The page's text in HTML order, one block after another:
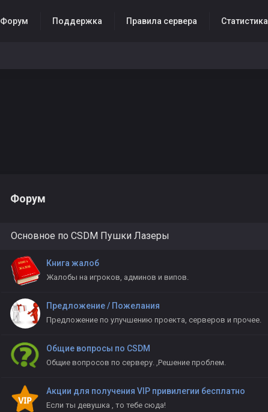
Форум Поддержка Правила сервера Статистика
Форум
Основное по CSDM Пушки Лазеры
Книга жалоб
Жалобы на игроков, админов и випов.
Предложение / Пожелания
Предложение по улучшению проекта, серверов и прочее.
Общие вопросы по CSDM
Общие вопросов по серверу. ,Решение проблем.
Акции для получения VIP привилегии бесплатно
Если ты девушка , то тебе сюда!